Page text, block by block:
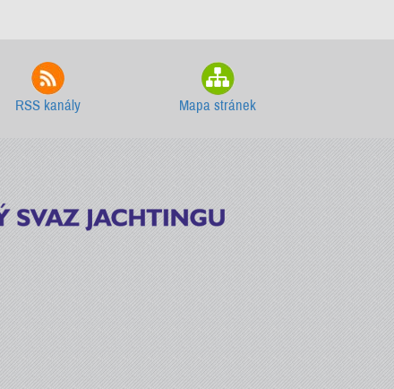
RSS kanály Mapa stránek